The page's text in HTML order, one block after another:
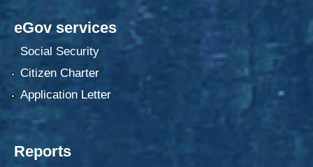
eGov services
Social Security
Citizen Charter
Application Letter
Reports